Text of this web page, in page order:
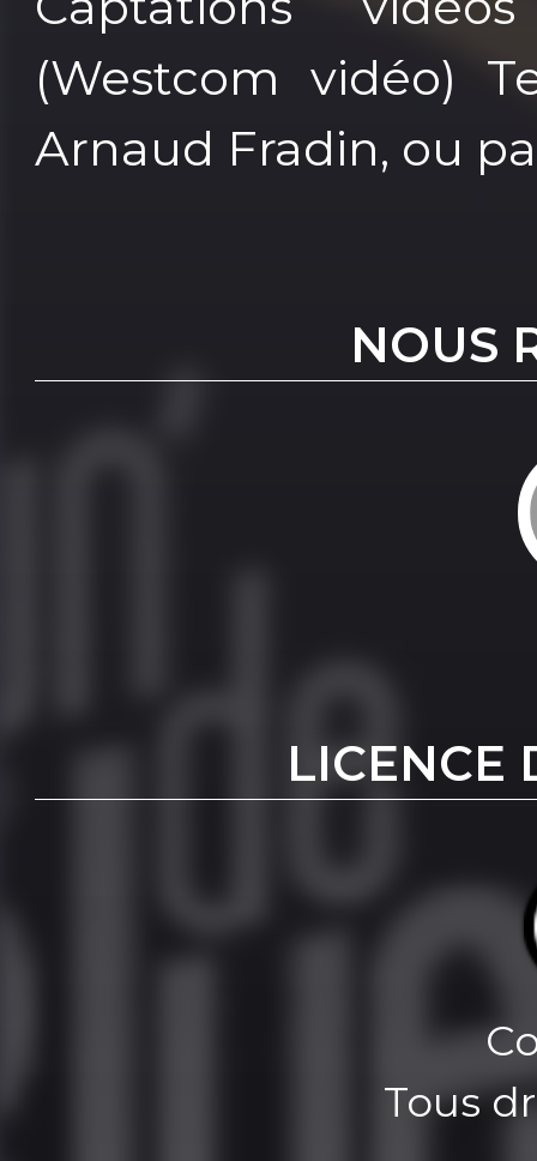
(Westcom vidéo)
Arnaud Fradin, ou
NOUS
LICENCE
Tous